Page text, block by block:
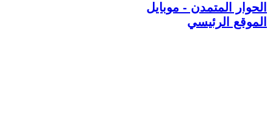
الحوار المتمدن - موبايل
الموقع الرئيسي